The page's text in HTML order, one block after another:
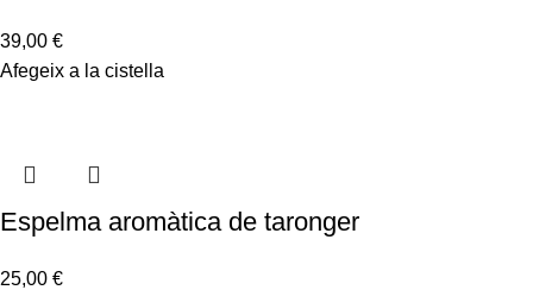
39,00 €
Afegeix a la cistella
Espelma aromàtica de taronger
25,00 €